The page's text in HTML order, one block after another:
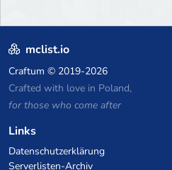
mclist.io
Craftum © 2019-2026
Crafted with love in Poland,
for those who come after
Links
Datenschutzerklärung
Serverlisten-Archiv